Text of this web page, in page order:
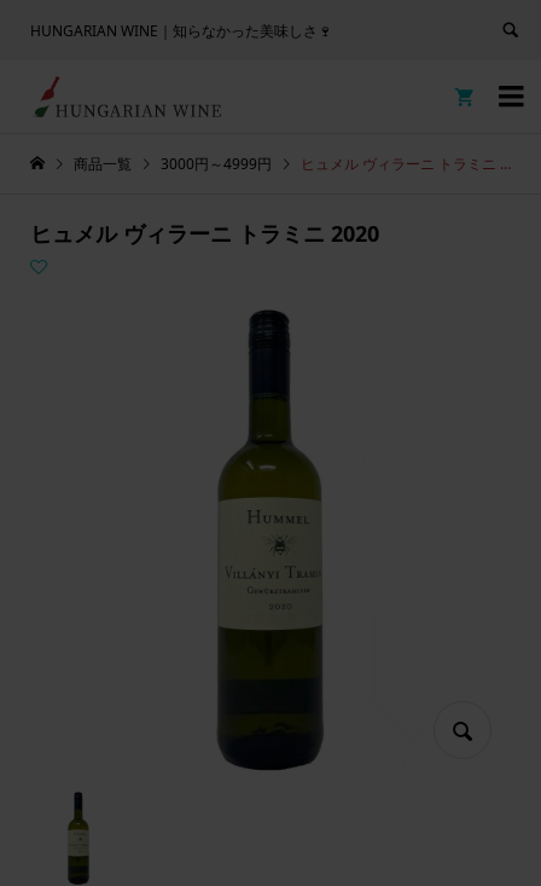
HUNGARIAN WINE｜知らなかった美味しさ🍷


商品一覧 3000円～4999円 ヒュメル ヴィラーニ トラミニ 2020
ヒュメル ヴィラーニ トラミニ 2020